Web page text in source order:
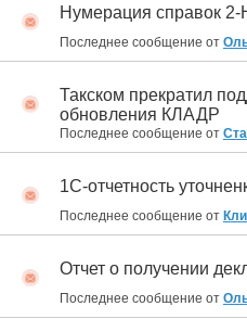
Нумерация справок
Последнее сообщение от
Такском прекратил
обновления КЛАДР
Последнее сообщение от
1С-отчетность
Последнее сообщение от
Отчет о получении
Последнее сообщение от